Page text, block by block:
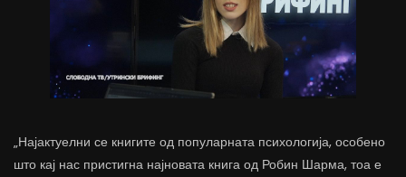
„Најактуелни се книгите од популарната психологија, особено
што кај нас пристигна најновата книга од Робин Шарма, тоа е